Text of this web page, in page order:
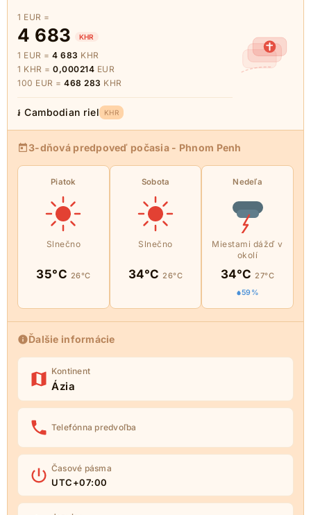
1 EUR =
4 683 KHR
1 EUR = 4 683 KHR
1 KHR = 0,000214 EUR
100 EUR = 468 283 KHR
៛ Cambodian riel KHR
3-dňová predpoveď počasia - Phnom Penh
Piatok
Slnečno
35°C 26°C
Sobota
Slnečno
34°C26°C
Nedeľa
Miestami dážď v
okolí
34°C27°C
59%
Ďalšie informácie
Kontinent
Ázia
Telefónna predvoľba
Časové pásma
UTC+07:00